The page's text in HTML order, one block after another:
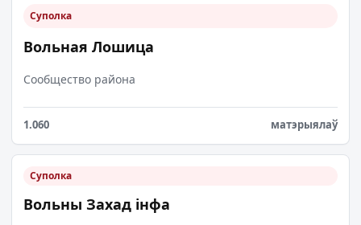
Суполка
Вольная Лошица
Сообщество района
1.060 матэрыялаў
Суполка
Вольны Захад інфа